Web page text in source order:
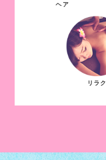
ヘア
リラク